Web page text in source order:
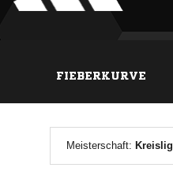
FIEBERKURVE
Meisterschaft: